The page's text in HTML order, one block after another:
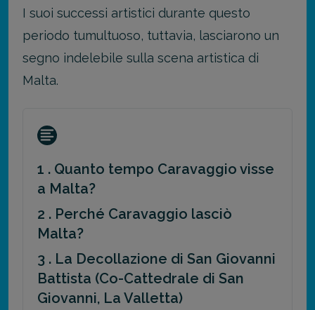
I suoi successi artistici durante questo
periodo tumultuoso, tuttavia, lasciarono un
segno indelebile sulla scena artistica di
Malta.
1 . Quanto tempo Caravaggio visse
a Malta?
2 . Perché Caravaggio lasciò
Malta?
3 . La Decollazione di San Giovanni
Battista (Co-Cattedrale di San
Giovanni, La Valletta)